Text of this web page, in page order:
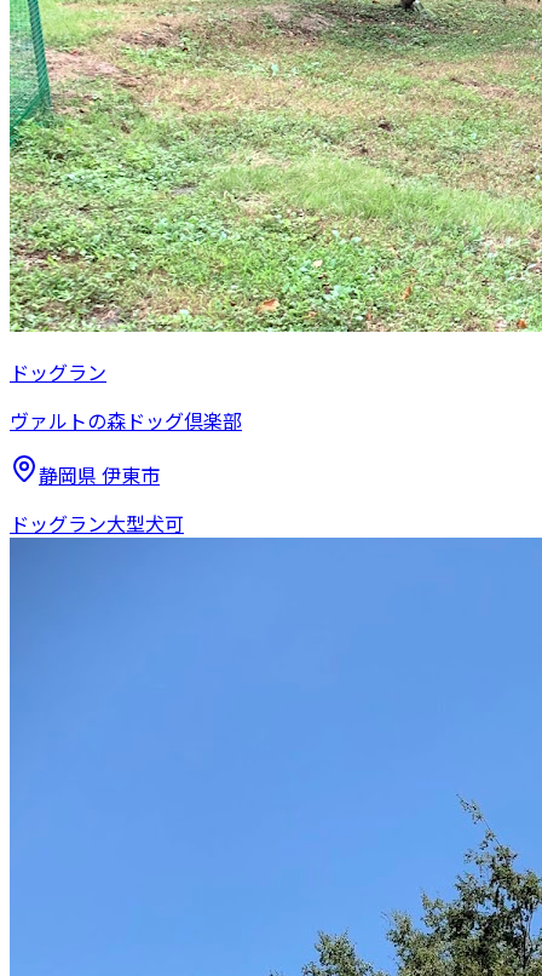
ドッグラン
ヴァルトの森ドッグ倶楽部
静岡県 伊東市
ドッグラン大型犬可